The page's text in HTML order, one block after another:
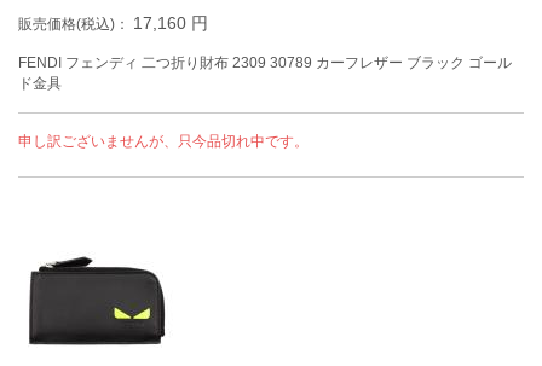
販売価格(税込)： 17,160 円
FENDI フェンディ 二つ折り財布 2309 30789 カーフレザー ブラック ゴール
ド金具
申し訳ございませんが、只今品切れ中です。